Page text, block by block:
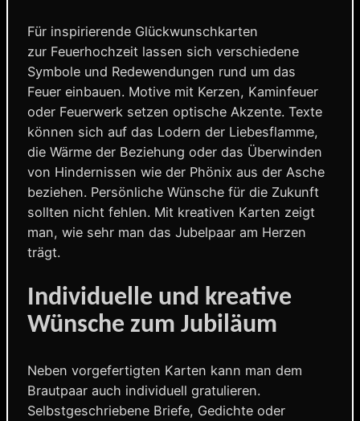
Für inspirierende Glückwunschkarten
zur Feuerhochzeit lassen sich verschiedene
Symbole und Redewendungen rund um das
Feuer einbauen. Motive mit Kerzen, Kaminfeuer
oder Feuerwerk setzen optische Akzente. Texte
können sich auf das Lodern der Liebesflamme,
die Wärme der Beziehung oder das Überwinden
von Hindernissen wie der Phönix aus der Asche
beziehen. Persönliche Wünsche für die Zukunft
sollten nicht fehlen. Mit kreativen Karten zeigt
man, wie sehr man das Jubelpaar am Herzen
trägt.
Individuelle und kreative
Wünsche zum Jubiläum
Neben vorgefertigten Karten kann man dem
Brautpaar auch individuell gratulieren.
Selbstgeschriebene Briefe, Gedichte oder